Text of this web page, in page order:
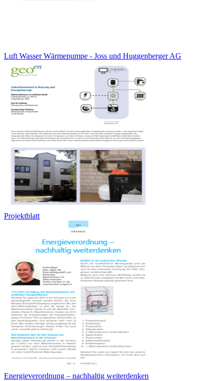
Luft Wasser Wärmepumpe - Joss und Huggenberger AG
Projektblatt
Energieverordnung – nachhaltig weiterdenken